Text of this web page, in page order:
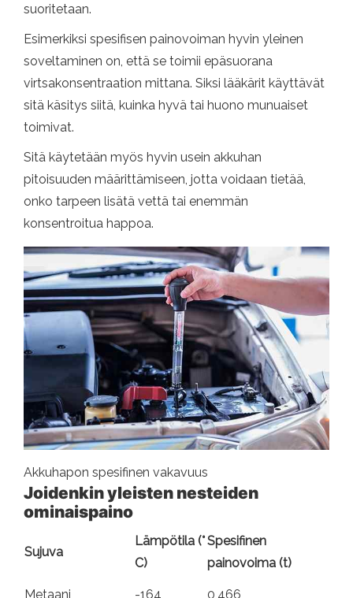
suoritetaan.
Esimerkiksi spesifisen painovoiman hyvin yleinen
soveltaminen on, että se toimii epäsuorana
virtsakonsentraation mittana. Siksi lääkärit käyttävät
sitä käsitys siitä, kuinka hyvä tai huono munuaiset
toimivat.
Sitä käytetään myös hyvin usein akkuhan
pitoisuuden määrittämiseen, jotta voidaan tietää,
onko tarpeen lisätä vettä tai enemmän
konsentroitua happoa.
Akkuhapon spesifinen vakavuus
Joidenkin yleisten nesteiden
ominaispaino
Sujuva
Lämpötila (°
C)
Spesifinen
painovoima (t)
Metaani -164 0,466